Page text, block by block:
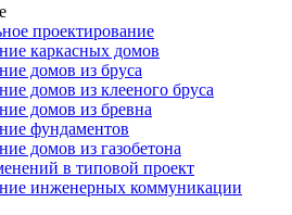
проектирование
каркасных домов
домов из бруса
домов из клееного бруса
домов из бревна
фундаментов
домов из газобетона
в типовой проект
инженерных коммуникации